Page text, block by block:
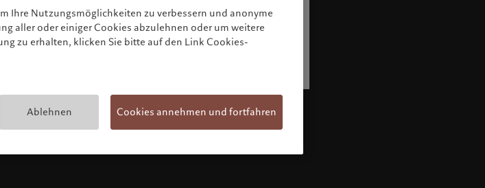
Ihre Nutzungsmöglichkeiten zu verbessern und anonyme
aller oder einiger Cookies abzulehnen oder um weitere
zu erhalten, klicken Sie bitte auf den Link Cookies-
Ablehnen Cookies annehmen und fortfahren